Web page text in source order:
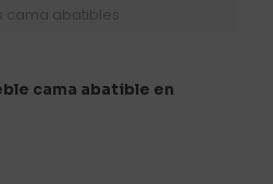
cama abatibles
cama abatible en